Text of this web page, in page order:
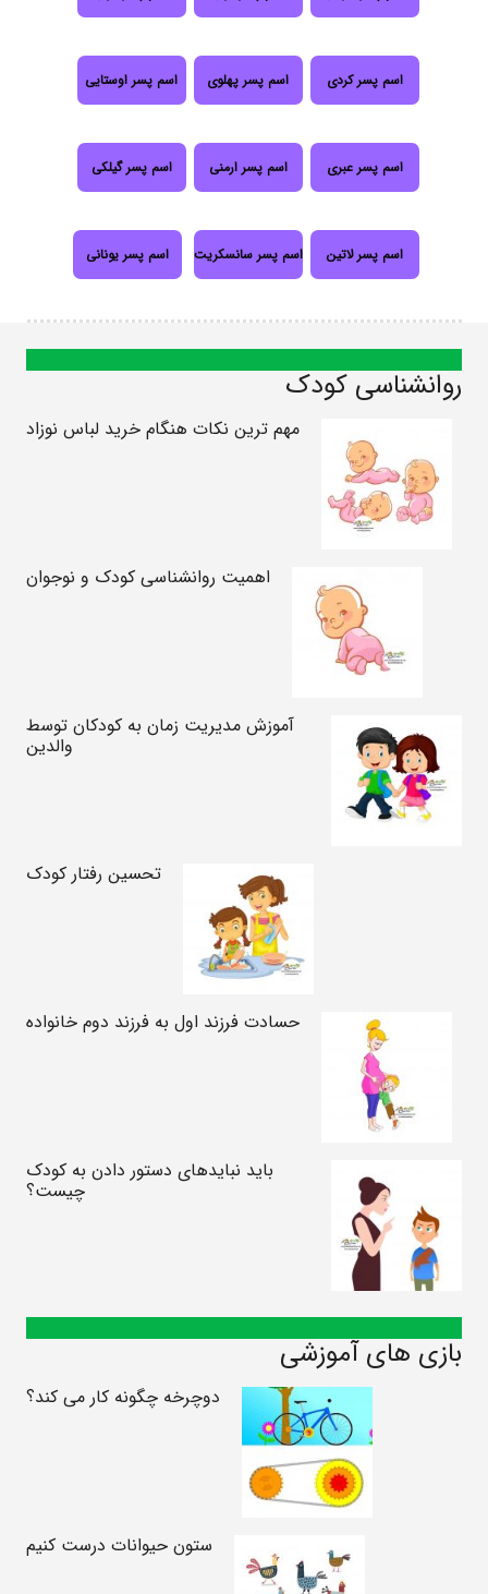
اسم پسر کردی اسم پسر پهلوی اسم پسر اوستایی
اسم پسر عبری اسم پسر ارمنی اسم پسر گیلکی
اسم پسر لاتین اسم پسر سانسکریت اسم پسر یونانی
روانشناسی کودک
مهم ترین نکات هنگام خرید لباس نوزاد
اهمیت روانشناسی کودک و نوجوان
آموزش مدیریت زمان به کودکان توسط
والدین
تحسین رفتار کودک
حسادت فرزند اول به فرزند دوم خانواده
باید نبایدهای دستور دادن به کودک
چیست؟
بازی های آموزشی
دوچرخه چگونه کار می کند؟
ستون حیوانات درست کنیم